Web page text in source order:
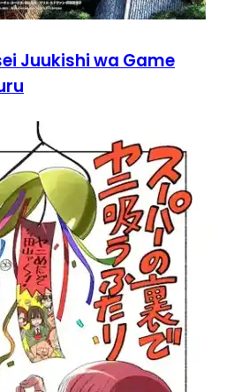
Juukishi wa Game